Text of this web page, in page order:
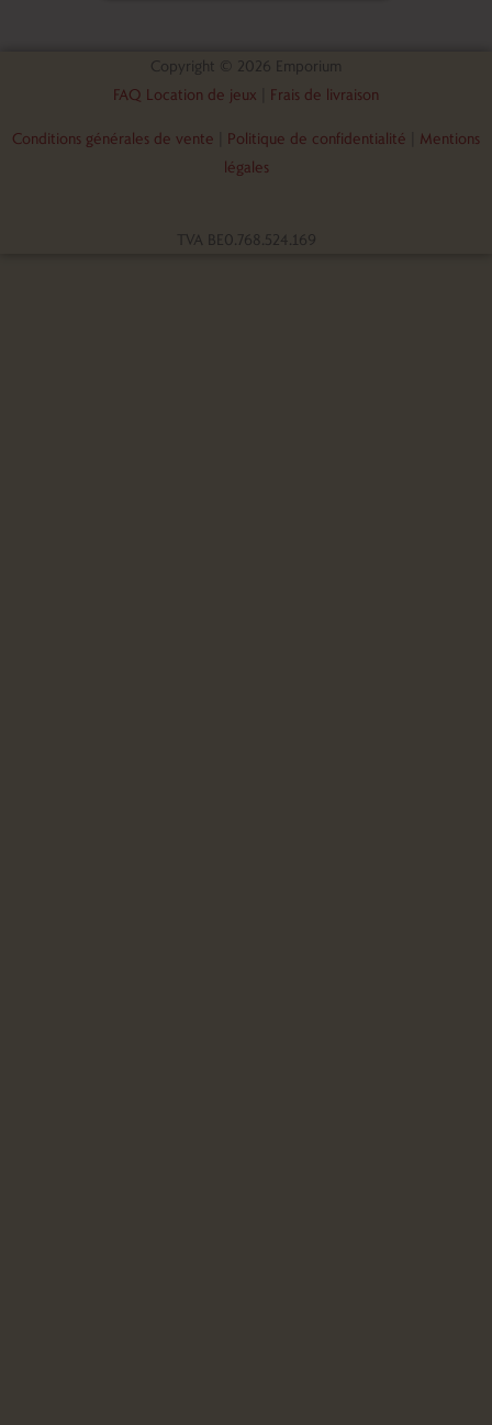
Copyright © 2026 Emporium
FAQ Location de jeux
Frais de livraison
Conditions générales de vente Politique de confidentialité
Mentions
légales
TVA BE0.768.524.169